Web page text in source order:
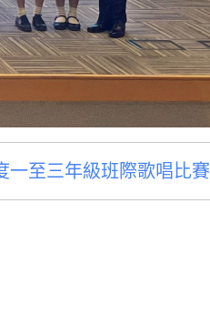
一至三年級班際歌唱比賽